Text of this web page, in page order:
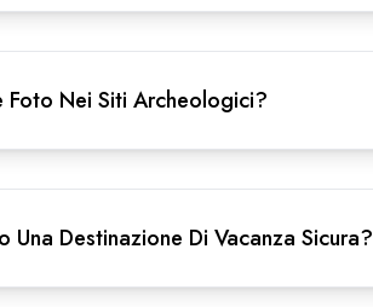
Foto Nei Siti Archeologici?
Una Destinazione Di Vacanza Sicura?